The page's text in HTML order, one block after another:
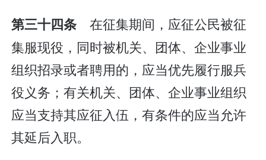
第三十四条 在征集期间，应征公民被征
集服现役，同时被机关、团体、企业事业
组织招录或者聘用的，应当优先履行服兵
役义务；有关机关、团体、企业事业组织
应当支持其应征入伍，有条件的应当允许
其延后入职。